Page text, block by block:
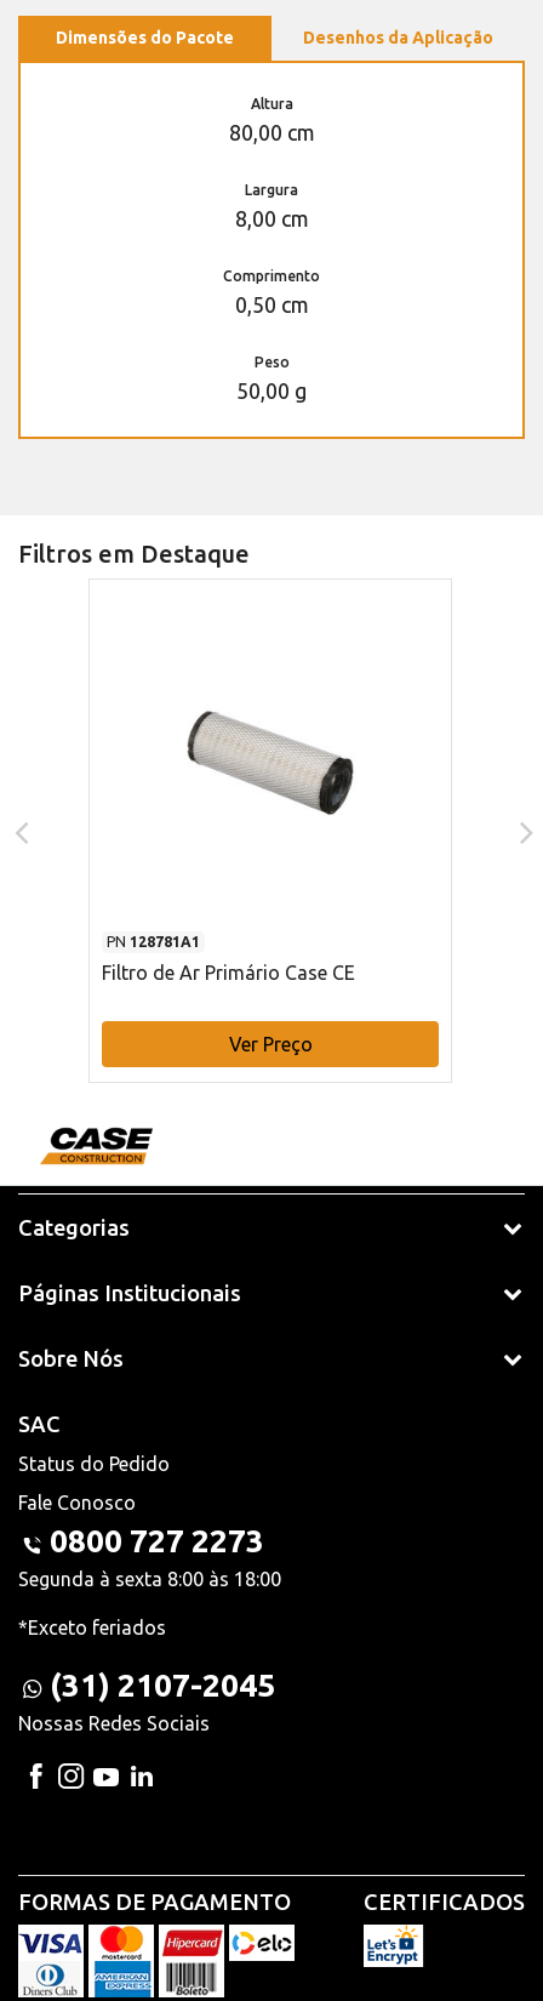
Dimensões do Pacote Desenhos da Aplicação
Altura
80,00 cm
Largura
8,00 cm
Comprimento
0,50 cm
Peso
50,00 g
Filtros em Destaque
PN 128781A1
Filtro de Ar Primário Case CE
Ver Preço
Categorias
Páginas Institucionais
Sobre Nós
SAC
Status do Pedido
Fale Conosco
0800 727 2273
Segunda à sexta 8:00 às 18:00
*Exceto feriados
(31) 2107-2045
Nossas Redes Sociais
FORMAS DE PAGAMENTO CERTIFICADOS